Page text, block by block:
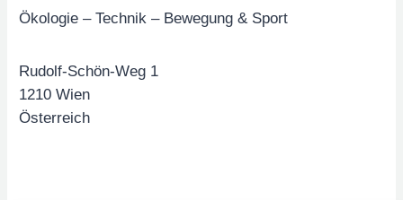
Ökologie – Technik – Bewegung & Sport
Rudolf-Schön-Weg 1
1210 Wien
Österreich